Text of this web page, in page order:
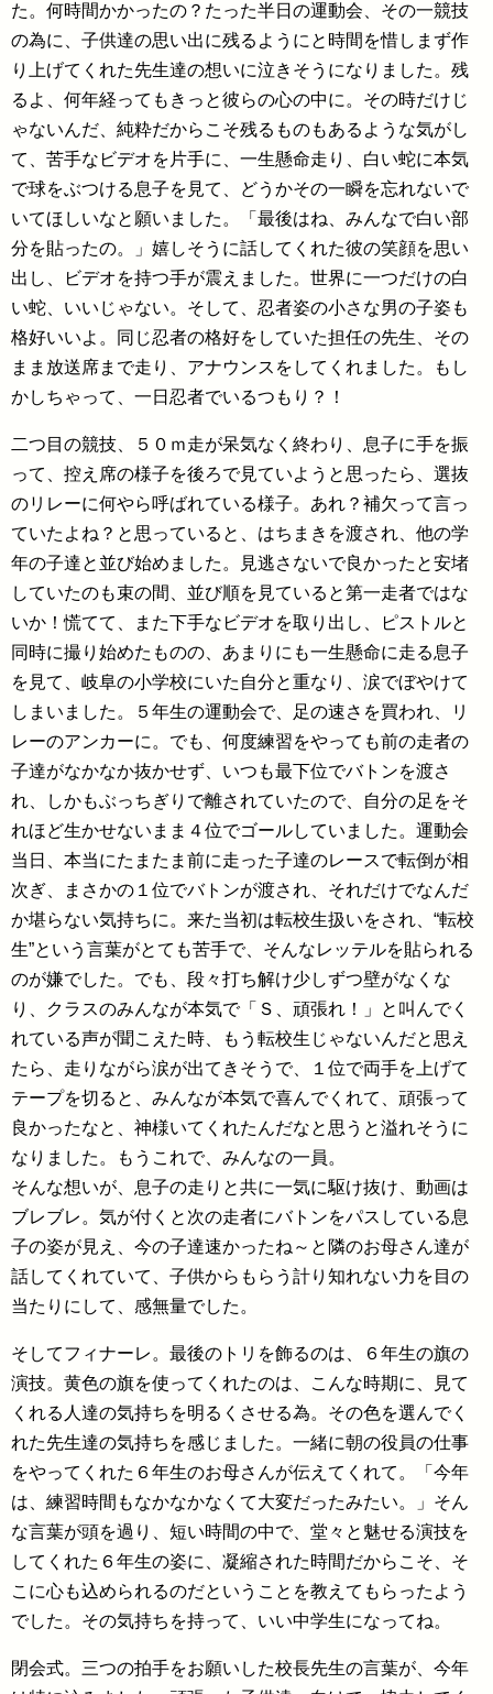
た。何時間かかったの？たった半日の運動会、その一競技
の為に、子供達の思い出に残るようにと時間を惜しまず作
り上げてくれた先生達の想いに泣きそうになりました。残
るよ、何年経ってもきっと彼らの心の中に。その時だけじ
ゃないんだ、純粋だからこそ残るものもあるような気がし
て、苦手なビデオを片手に、一生懸命走り、白い蛇に本気
で球をぶつける息子を見て、どうかその一瞬を忘れないで
いてほしいなと願いました。「最後はね、みんなで白い部
分を貼ったの。」嬉しそうに話してくれた彼の笑顔を思い
出し、ビデオを持つ手が震えました。世界に一つだけの白
い蛇、いいじゃない。そして、忍者姿の小さな男の子姿も
格好いいよ。同じ忍者の格好をしていた担任の先生、その
まま放送席まで走り、アナウンスをしてくれました。もし
かしちゃって、一日忍者でいるつもり？！
二つ目の競技、５０ｍ走が呆気なく終わり、息子に手を振
って、控え席の様子を後ろで見ていようと思ったら、選抜
のリレーに何やら呼ばれている様子。あれ？補欠って言っ
ていたよね？と思っていると、はちまきを渡され、他の学
年の子達と並び始めました。見逃さないで良かったと安堵
していたのも束の間、並び順を見ていると第一走者ではな
いか！慌てて、また下手なビデオを取り出し、ピストルと
同時に撮り始めたものの、あまりにも一生懸命に走る息子
を見て、岐阜の小学校にいた自分と重なり、涙でぼやけて
しまいました。５年生の運動会で、足の速さを買われ、リ
レーのアンカーに。でも、何度練習をやっても前の走者の
子達がなかなか抜かせず、いつも最下位でバトンを渡さ
れ、しかもぶっちぎりで離されていたので、自分の足をそ
れほど生かせないまま４位でゴールしていました。運動会
当日、本当にたまたま前に走った子達のレースで転倒が相
次ぎ、まさかの１位でバトンが渡され、それだけでなんだ
か堪らない気持ちに。来た当初は転校生扱いをされ、“転校
生”という言葉がとても苦手で、そんなレッテルを貼られる
のが嫌でした。でも、段々打ち解け少しずつ壁がなくな
り、クラスのみんなが本気で「Ｓ、頑張れ！」と叫んでく
れている声が聞こえた時、もう転校生じゃないんだと思え
たら、走りながら涙が出てきそうで、１位で両手を上げて
テープを切ると、みんなが本気で喜んでくれて、頑張って
良かったなと、神様いてくれたんだなと思うと溢れそうに
なりました。もうこれで、みんなの一員。
そんな想いが、息子の走りと共に一気に駆け抜け、動画は
ブレブレ。気が付くと次の走者にバトンをパスしている息
子の姿が見え、今の子達速かったね～と隣のお母さん達が
話してくれていて、子供からもらう計り知れない力を目の
当たりにして、感無量でした。
そしてフィナーレ。最後のトリを飾るのは、６年生の旗の
演技。黄色の旗を使ってくれたのは、こんな時期に、見て
くれる人達の気持ちを明るくさせる為。その色を選んでく
れた先生達の気持ちを感じました。一緒に朝の役員の仕事
をやってくれた６年生のお母さんが伝えてくれて。「今年
は、練習時間もなかなかなくて大変だったみたい。」そん
な言葉が頭を過り、短い時間の中で、堂々と魅せる演技を
してくれた６年生の姿に、凝縮された時間だからこそ、そ
こに心も込められるのだということを教えてもらったよう
でした。その気持ちを持って、いい中学生になってね。
閉会式。三つの拍手をお願いした校長先生の言葉が、今年